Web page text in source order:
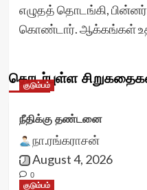
எழுதத் தொடங்கி,
கொண்டார். ஆக்கங்கள்
தொடர்புள்ள
குடும்பம்
நீதிக்கு தண்டனை
நா.ரங்கராசன்
August 4, 2026
0
குடும்பம்